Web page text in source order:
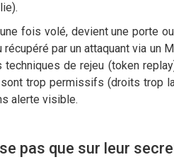
fois volé, devient une porte
par un attaquant via un
de rejeu (token
trop permissifs (droits trop
alerte visible.
pas que sur leur